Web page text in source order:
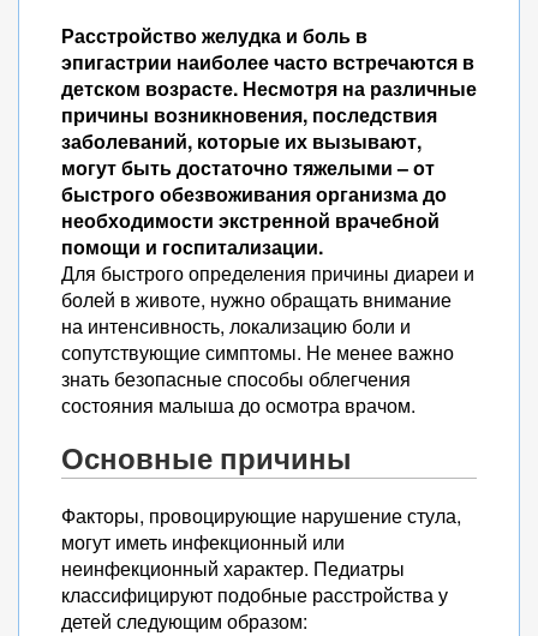
Расстройство желудка и боль в
эпигастрии наиболее часто встречаются в
детском возрасте. Несмотря на различные
причины возникновения, последствия
заболеваний, которые их вызывают,
могут быть достаточно тяжелыми – от
быстрого обезвоживания организма до
необходимости экстренной врачебной
помощи и госпитализации.
Для быстрого определения причины диареи и
болей в животе, нужно обращать внимание
на интенсивность, локализацию боли и
сопутствующие симптомы. Не менее важно
знать безопасные способы облегчения
состояния малыша до осмотра врачом.
Основные причины
Факторы, провоцирующие нарушение стула,
могут иметь инфекционный или
неинфекционный характер. Педиатры
классифицируют подобные расстройства у
детей следующим образом: